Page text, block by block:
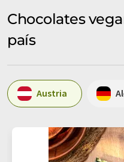
Chocolates
país
Austria